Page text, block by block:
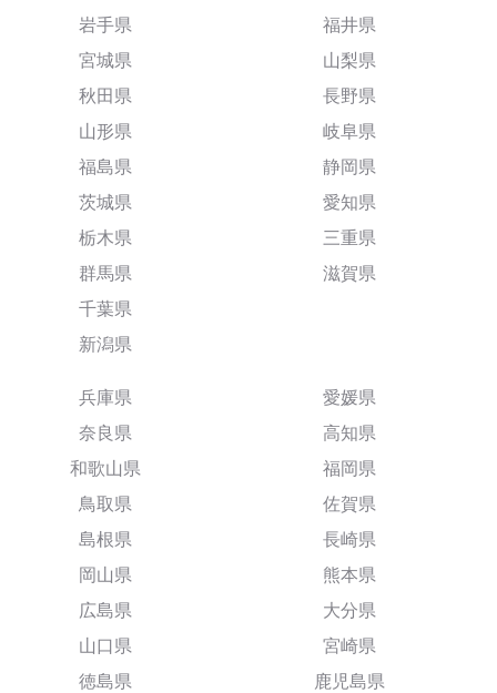
岩手県
宮城県
秋田県
山形県
福島県
茨城県
栃木県
群馬県
千葉県
新潟県
福井県
山梨県
長野県
岐阜県
静岡県
愛知県
三重県
滋賀県
兵庫県
奈良県
和歌山県
鳥取県
島根県
岡山県
広島県
山口県
徳島県
愛媛県
高知県
福岡県
佐賀県
長崎県
熊本県
大分県
宮崎県
鹿児島県